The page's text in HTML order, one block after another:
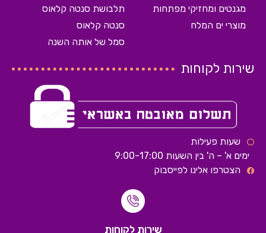
מגנטים ומחזיקי מפתחות
מוצרי ים המלח
תלבושת סנטה קלאוס
סנטה קלאוס
סמל של אותה השנה
שירות לקוחות
שעות פעילות
ימים א' – ה' בין השעות 9:00-17:00
הצטרפו אלינו לפייסבוק
שירות לקוחות